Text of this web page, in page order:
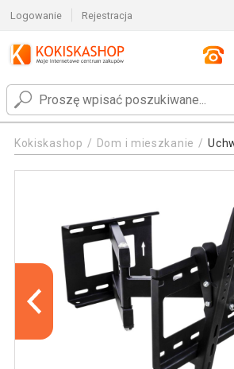
Logowanie Rejestracja
Kokiskashop Dom i mieszkanie